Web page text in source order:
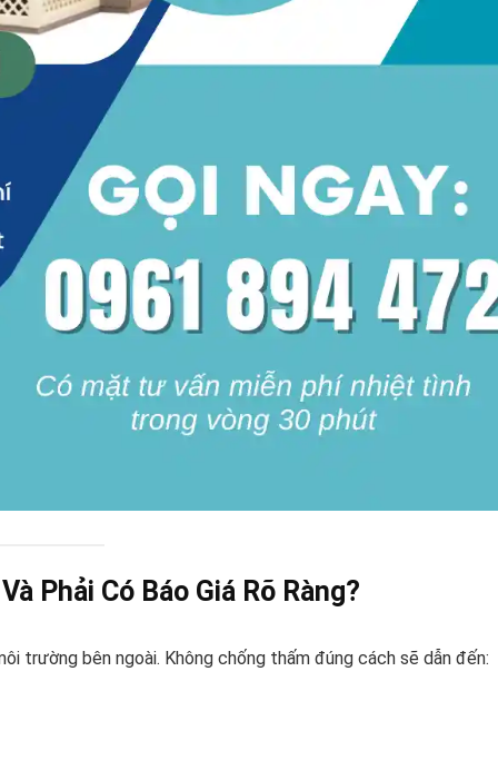
Phải Có Báo Giá Rõ Ràng?
trường bên ngoài. Không chống thấm đúng cách sẽ dẫn đến: